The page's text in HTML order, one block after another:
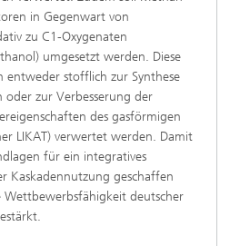
in Gegenwart von
zu C1-Oxygenaten
umgesetzt werden. Diese
entweder stofflich zur Synthese
zur Verbesserung der
des gasförmigen
LIKAT) verwertet werden. Damit
für ein integratives
Kaskadennutzung geschaffen
deutscher